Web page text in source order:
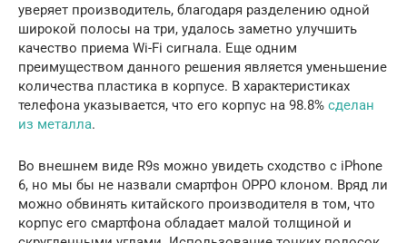
уверяет производитель, благодаря разделению одной
широкой полосы на три, удалось заметно улучшить
качество приема Wi-Fi сигнала. Еще одним
преимуществом данного решения является уменьшение
количества пластика в корпусе. В характеристиках
телефона указывается, что его корпус на 98.8% сделан
из металла.
Во внешнем виде R9s можно увидеть сходство с iPhone
6, но мы бы не назвали смартфон OPPO клоном. Вряд ли
можно обвинять китайского производителя в том, что
корпус его смартфона обладает малой толщиной и